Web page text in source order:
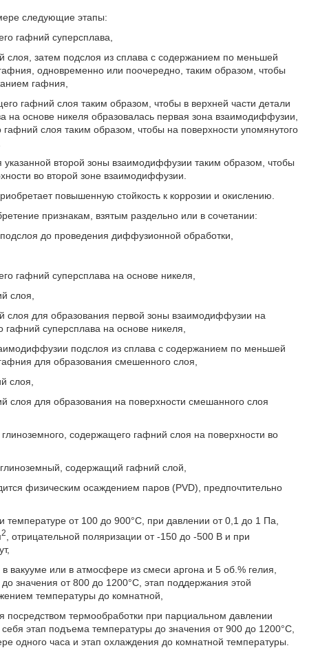
следующие этапы:
гафний суперсплава,
слоя, затем подслоя из сплава с содержанием по меньшей
одновременно или поочередно, таким образом, чтобы
гафния,
гафний слоя таким образом, чтобы в верхней части детали
на основе никеля образовалась первая зона взаимодиффузии,
слоя таким образом, чтобы на поверхности упомянутого
второй зоны взаимодиффузии таким образом, чтобы
во второй зоне взаимодиффузии.
повышенную стойкость к коррозии и окислению.
признакам, взятым раздельно или в сочетании:
до проведения диффузионной обработки,
гафний суперсплава на основе никеля,
слоя,
для образования первой зоны взаимодиффузии на
гафний суперсплава на основе никеля,
подслоя из сплава с содержанием по меньшей
для образования смешенного слоя,
слоя,
для образования на поверхности смешанного слоя
содержащего гафний слоя на поверхности во
содержащий гафний слой,
физическим осаждением паров (PVD), предпочтительно
от 100 до 900°С, при давлении от 0,1 до 1 Па,
2
, отрицательной поляризации от -150 до -500 В и при
или в атмосфере из смеси аргона и 5 об.% гелия,
значения от 800 до 1200°С, этап поддержания этой
температуры до комнатной,
термообработки при парциальном давлении
этап подъема температуры до значения от 900 до 1200°С,
одного часа и этап охлаждения до комнатной температуры.